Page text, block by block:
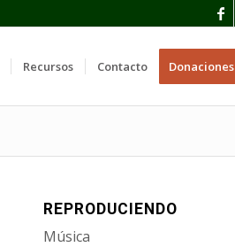
Recursos Contacto Donaciones
REPRODUCIENDO
Música